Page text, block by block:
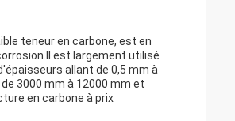
teneur en carbone, est en
est largement utilisé
allant de 0,5 mm à
3000 mm à 12000 mm et
en carbone à prix